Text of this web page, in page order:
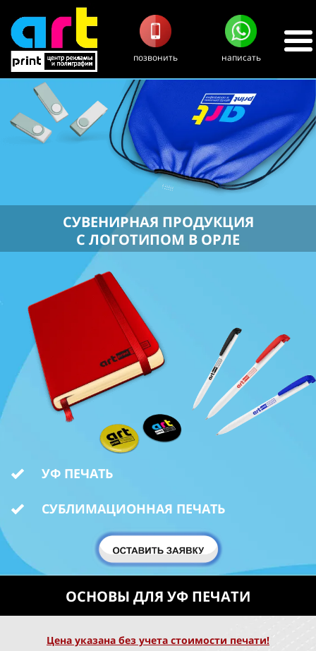
позвонить написать
СУВЕНИРНАЯ ПРОДУКЦИЯ
С ЛОГОТИПОМ В ОРЛЕ
УФ ПЕЧАТЬ
СУБЛИМАЦИОННАЯ ПЕЧАТЬ
ОСНОВЫ ДЛЯ УФ ПЕЧАТИ
Цена указана без учета стоимости печати!